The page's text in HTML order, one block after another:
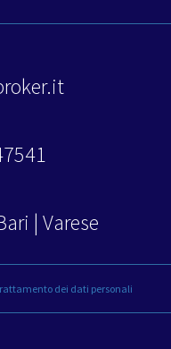
| Varese
dei dati personali